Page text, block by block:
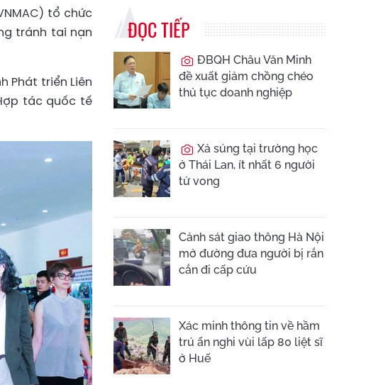
tổ chức
tránh tai nạn
Phát triển Liên
tác quốc tế
ĐỌC TIẾP
ĐBQH Châu Văn Minh
đề xuất giảm chồng chéo
thủ tục doanh nghiệp
Xả súng tại trường học
ở Thái Lan, ít nhất 6 người
tử vong
Cảnh sát giao thông Hà Nội
mở đường đưa người bị rắn
cắn đi cấp cứu
Xác minh thông tin về hầm
trú ẩn nghi vùi lấp 80 liệt sĩ
ở Huế